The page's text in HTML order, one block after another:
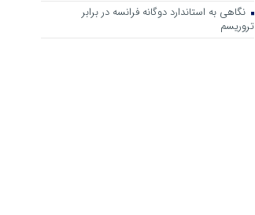
نگاهی به استاندارد دوگانه فرانسه در برابر
تروریسم